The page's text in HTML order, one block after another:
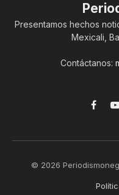
Presentamos hechos
Mexicali,
Contáctanos:
© 2026